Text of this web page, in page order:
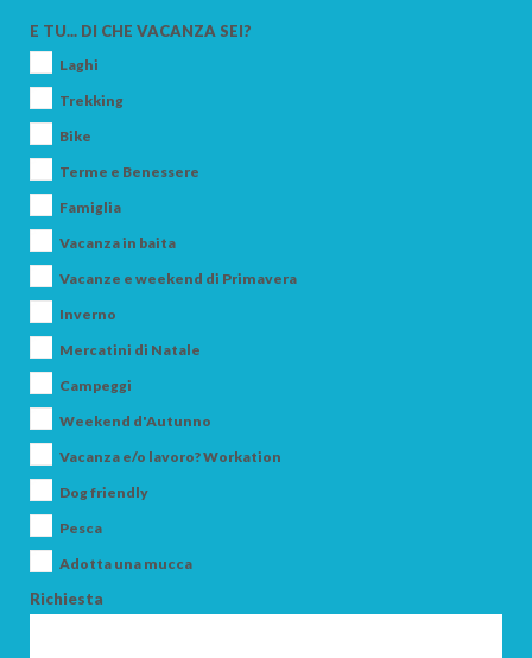
E TU... DI CHE VACANZA SEI?
Laghi
Trekking
Bike
Terme e Benessere
Famiglia
Vacanza in baita
Vacanze e weekend di Primavera
Inverno
Mercatini di Natale
Campeggi
Weekend d'Autunno
Vacanza e/o lavoro? Workation
Dog friendly
Pesca
Adotta una mucca
Richiesta